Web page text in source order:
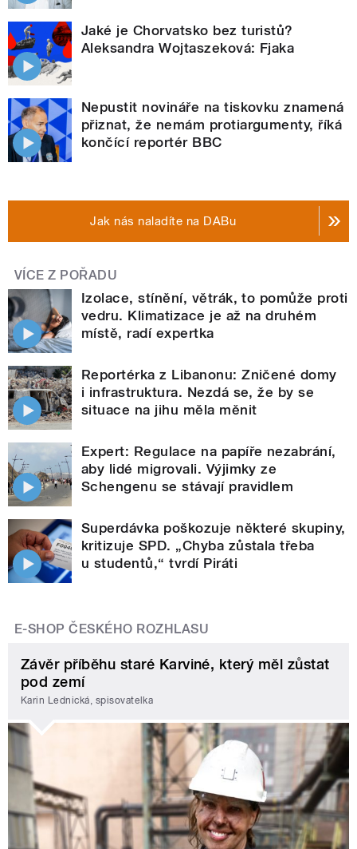
Jaké je Chorvatsko bez turistů?
Aleksandra Wojtaszeková: Fjaka
Nepustit novináře na tiskovku znamená
přiznat, že nemám protiargumenty, říká
končící reportér BBC
Jak nás naladíte na DABu
VÍCE Z POŘADU
Izolace, stínění, větrák, to pomůže proti
vedru. Klimatizace je až na druhém
místě, radí expertka
Reportérka z Libanonu: Zničené domy
i infrastruktura. Nezdá se, že by se
situace na jihu měla měnit
Expert: Regulace na papíře nezabrání,
aby lidé migrovali. Výjimky ze
Schengenu se stávají pravidlem
Superdávka poškozuje některé skupiny,
kritizuje SPD. „Chyba zůstala třeba
u studentů,“ tvrdí Piráti
E-SHOP ČESKÉHO ROZHLASU
Závěr příběhu staré Karviné, který měl zůstat
pod zemí
Karin Lednická, spisovatelka